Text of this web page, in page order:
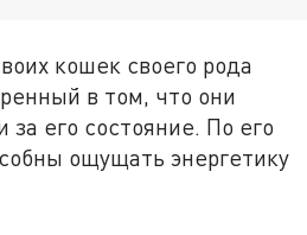
кошек своего рода
в том, что они
за его состояние. По его
ощущать энергетику